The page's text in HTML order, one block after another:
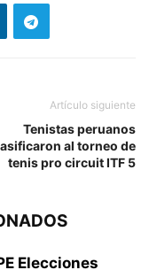
Artículo siguiente
Tenistas peruanos
al torneo de
tenis pro circuit ITF 5
Elecciones